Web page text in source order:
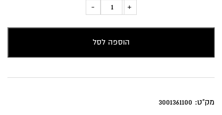
+
כמות
נוי
פסים
-
הוספה לסל
מק"ט: 3001361100